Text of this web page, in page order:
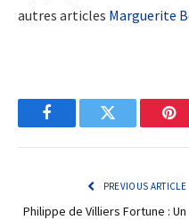
autres articles Marguerite
FacebookTwitter
PREVIOUS ARTICLE
Philippe de Villiers Fortune : Un